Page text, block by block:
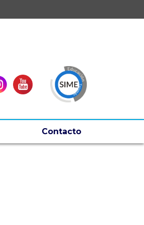
Contacto